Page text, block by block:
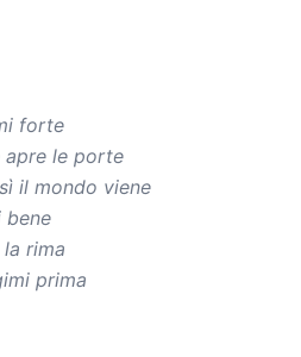
forte
apre le porte
il mondo viene
bene
rima
prima